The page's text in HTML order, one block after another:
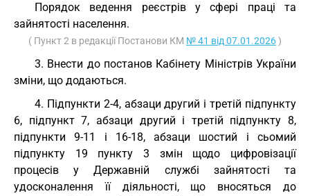
Порядок ведення реєстрів у сфері праці та
зайнятості населення.
( Пункт 2 в редакції Постанови КМ № 41 від 07.01.2026)
3. Внести до постанов Кабінету Міністрів України
зміни, що додаються.
4. Підпункти 2-4, абзаци другий і третій підпункту
6, підпункт 7, абзаци другий і третій підпункту 8,
підпункти 9-11 і 16-18, абзаци шостий і сьомий
підпункту 19 пункту 3 змін щодо цифровізації
процесів у Державній службі зайнятості та
удосконалення її діяльності, що вносяться до